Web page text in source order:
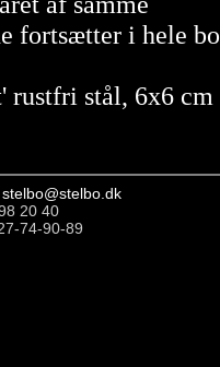
fortsætter i hele
stål, 6x6 cm
stelbo@stelbo.dk
20 40
74-90-89